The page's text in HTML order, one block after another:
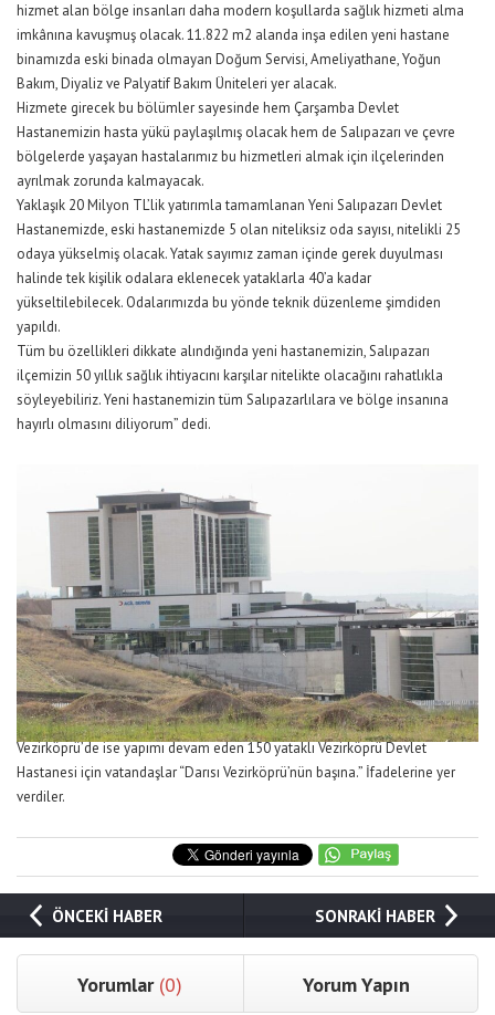
hizmet alan bölge insanları daha modern koşullarda sağlık hizmeti alma
imkânına kavuşmuş olacak. 11.822 m2 alanda inşa edilen yeni hastane
binamızda eski binada olmayan Doğum Servisi, Ameliyathane, Yoğun
Bakım, Diyaliz ve Palyatif Bakım Üniteleri yer alacak.
Hizmete girecek bu bölümler sayesinde hem Çarşamba Devlet
Hastanemizin hasta yükü paylaşılmış olacak hem de Salıpazarı ve çevre
bölgelerde yaşayan hastalarımız bu hizmetleri almak için ilçelerinden
ayrılmak zorunda kalmayacak.
Yaklaşık 20 Milyon TL’lik yatırımla tamamlanan Yeni Salıpazarı Devlet
Hastanemizde, eski hastanemizde 5 olan niteliksiz oda sayısı, nitelikli 25
odaya yükselmiş olacak. Yatak sayımız zaman içinde gerek duyulması
halinde tek kişilik odalara eklenecek yataklarla 40’a kadar
yükseltilebilecek. Odalarımızda bu yönde teknik düzenleme şimdiden
yapıldı.
Tüm bu özellikleri dikkate alındığında yeni hastanemizin, Salıpazarı
ilçemizin 50 yıllık sağlık ihtiyacını karşılar nitelikte olacağını rahatlıkla
söyleyebiliriz. Yeni hastanemizin tüm Salıpazarlılara ve bölge insanına
hayırlı olmasını diliyorum” dedi.
Vezirköprü’de ise yapımı devam eden 150 yataklı Vezirköprü Devlet
Hastanesi için vatandaşlar “Darısı Vezirköprü’nün başına.” İfadelerine yer
verdiler.
ÖNCEKİ HABER SONRAKİ HABER
Yorumlar (0) Yorum Yapın